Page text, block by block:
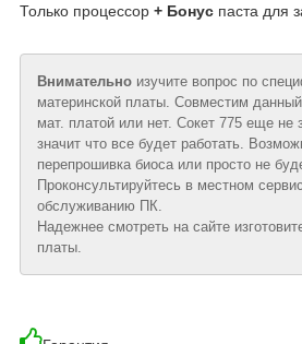
Только процессор + Бонус паста для
Внимательно изучите вопрос по
материнской платы. Совместим
мат. платой или нет. Сокет 775 еще не
значит что все будет работать.
перепрошивка биоса или просто не
Проконсультируйтесь в местном
обслуживанию ПК.
Надежнее смотреть на сайте
платы.